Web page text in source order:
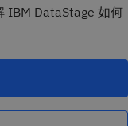
IBM DataStage 如何